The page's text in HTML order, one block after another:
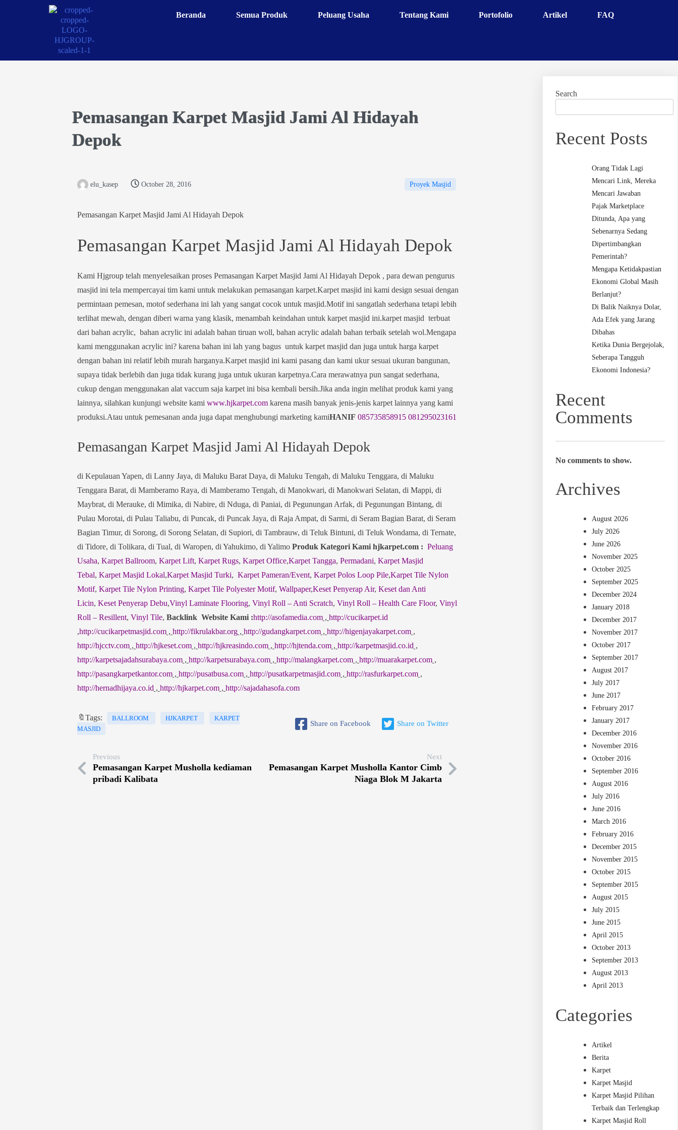
Beranda Semua Produk Peluang Usaha Tentang Kami Portofolio Artikel FAQ
Pemasangan Karpet Masjid Jami Al Hidayah
Depok
elu_kasep October 28, 2016 Proyek Masjid
Pemasangan Karpet Masjid Jami Al Hidayah Depok
Pemasangan Karpet Masjid Jami Al Hidayah Depok
Kami Hjgroup telah menyelesaikan proses Pemasangan Karpet Masjid Jami Al Hidayah Depok , para dewan pengurus
masjid ini tela mempercayai tim kami untuk melakukan pemasangan karpet.Karpet masjid ini kami design sesuai dengan
permintaan pemesan, motof sederhana ini lah yang sangat cocok untuk masjid.Motif ini sangatlah sederhana tetapi lebih
terlihat mewah, dengan diberi warna yang klasik, menambah keindahan untuk karpet masjid ini.karpet masjid terbuat
dari bahan acrylic, bahan acrylic ini adalah bahan tiruan woll, bahan acrylic adalah bahan terbaik setelah wol.Mengapa
kami menggunakan acrylic ini? karena bahan ini lah yang bagus untuk karpet masjid dan juga untuk harga karpet
dengan bahan ini relatif lebih murah harganya.Karpet masjid ini kami pasang dan kami ukur sesuai ukuran bangunan,
supaya tidak berlebih dan juga tidak kurang juga untuk ukuran karpetnya.Cara merawatnya pun sangat sederhana,
cukup dengan menggunakan alat vaccum saja karpet ini bisa kembali bersih.Jika anda ingin melihat produk kami yang
lainnya, silahkan kunjungi website kami www.hjkarpet.com karena masih banyak jenis-jenis karpet lainnya yang kami
produksi.Atau untuk pemesanan anda juga dapat menghubungi marketing kamiHANIF 085735858915 081295023161
Pemasangan Karpet Masjid Jami Al Hidayah Depok
di Kepulauan Yapen, di Lanny Jaya, di Maluku Barat Daya, di Maluku Tengah, di Maluku Tenggara, di Maluku
Tenggara Barat, di Mamberamo Raya, di Mamberamo Tengah, di Manokwari, di Manokwari Selatan, di Mappi, di
Maybrat, di Merauke, di Mimika, di Nabire, di Nduga, di Paniai, di Pegunungan Arfak, di Pegunungan Bintang, di
Pulau Morotai, di Pulau Taliabu, di Puncak, di Puncak Jaya, di Raja Ampat, di Sarmi, di Seram Bagian Barat, di Seram
Bagian Timur, di Sorong, di Sorong Selatan, di Supiori, di Tambrauw, di Teluk Bintuni, di Teluk Wondama, di Ternate,
di Tidore, di Tolikara, di Tual, di Waropen, di Yahukimo, di Yalimo Produk Kategori Kami hjkarpet.com : Peluang
Usaha, Karpet Ballroom, Karpet Lift, Karpet Rugs, Karpet Office,Karpet Tangga, Permadani, Karpet Masjid
Tebal, Karpet Masjid Lokal,Karpet Masjid Turki, Karpet Pameran/Event, Karpet Polos Loop Pile,Karpet Tile Nylon
Motif, Karpet Tile Nylon Printing, Karpet Tile Polyester Motif, Wallpaper,Keset Penyerap Air, Keset dan Anti
Licin, Keset Penyerap Debu,Vinyl Laminate Flooring, Vinyl Roll – Anti Scratch, Vinyl Roll – Health Care Floor, Vinyl
Roll – Resillent, Vinyl Tile, Backlink Website Kami :http://asofamedia.com, http://cucikarpet.id
,http://cucikarpetmasjid.com, http://fikrulakbar.org, http://gudangkarpet.com, http://higenjayakarpet.com,
http://hjcctv.com, http://hjkeset.com, http://hjkreasindo.com, http://hjtenda.com, http://karpetmasjid.co.id ,
http://karpetsajadahsurabaya.com, http://karpetsurabaya.com, http://malangkarpet.com, http://muarakarpet.com,
http://pasangkarpetkantor.com, http://pusatbusa.com, http://pusatkarpetmasjid.com, http://rasfurkarpet.com,
http://hernadhijaya.co.id , http://hjkarpet.com, http://sajadahasofa.com
🔖Tags: BALLROOM HJKARPET
KARPET
MASJID
Share on Facebook Share on Twitter
Previous
Pemasangan Karpet Musholla kediaman
pribadi Kalibata
Next
Pemasangan Karpet Musholla Kantor Cimb
Niaga Blok M Jakarta
Search
Recent Posts
Orang Tidak Lagi
Mencari Link, Mereka
Mencari Jawaban
Pajak Marketplace
Ditunda, Apa yang
Sebenarnya Sedang
Dipertimbangkan
Pemerintah?
Mengapa Ketidakpastian
Ekonomi Global Masih
Berlanjut?
Di Balik Naiknya Dolar,
Ada Efek yang Jarang
Dibahas
Ketika Dunia Bergejolak,
Seberapa Tangguh
Ekonomi Indonesia?
Recent
Comments
No comments to show.
Archives
August 2026
July 2026
June 2026
November 2025
October 2025
September 2025
December 2024
January 2018
December 2017
November 2017
October 2017
September 2017
August 2017
July 2017
June 2017
February 2017
January 2017
December 2016
November 2016
October 2016
September 2016
August 2016
July 2016
June 2016
March 2016
February 2016
December 2015
November 2015
October 2015
September 2015
August 2015
July 2015
June 2015
April 2015
October 2013
September 2013
August 2013
April 2013
Categories
Artikel
Berita
Karpet
Karpet Masjid
Karpet Masjid Pilihan
Terbaik dan Terlengkap
Karpet Masjid Roll